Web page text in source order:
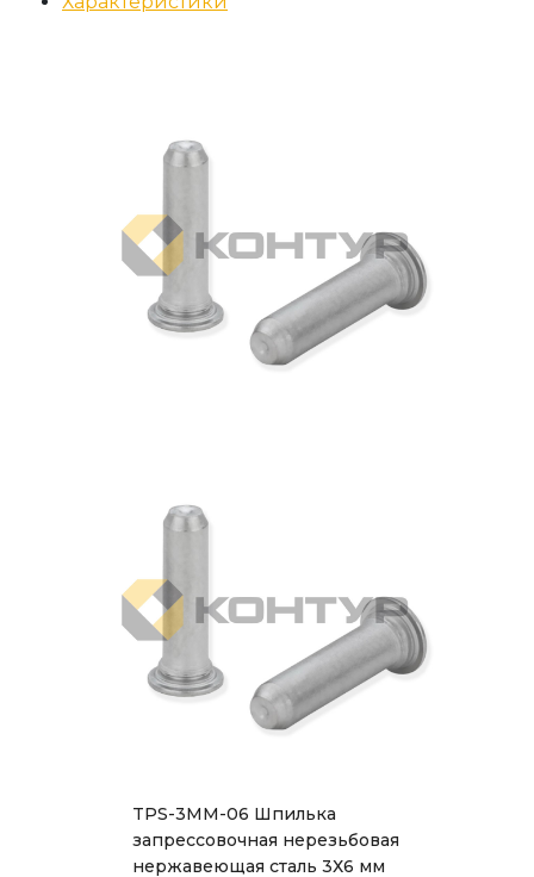
TPS-3MM-06 Шпилька
запрессовочная нерезьбовая
нержавеющая сталь 3Х6 мм